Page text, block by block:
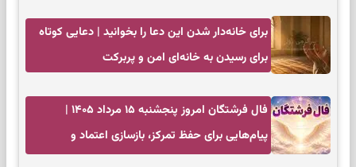
برای خانه‌دار شدن این دعا را بخوانید | دعایی کوتاه
برای رسیدن به خانه‌ای امن و پربرکت
فال فرشتگان امروز پنجشنبه ۱۵ مرداد ۱۴۰۵ |
پیام‌هایی برای حفظ تمرکز، بازسازی اعتماد و